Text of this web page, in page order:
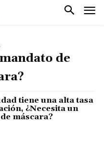
de
tiene una alta tasa
¿Necesita un
máscara?